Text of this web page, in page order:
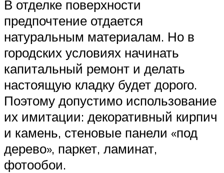
В отделке поверхности
предпочтение отдается
натуральным материалам. Но в
городских условиях начинать
капитальный ремонт и делать
настоящую кладку будет дорого.
Поэтому допустимо использование
их имитации: декоративный кирпич
и камень, стеновые панели «под
дерево», паркет, ламинат,
фотообои.